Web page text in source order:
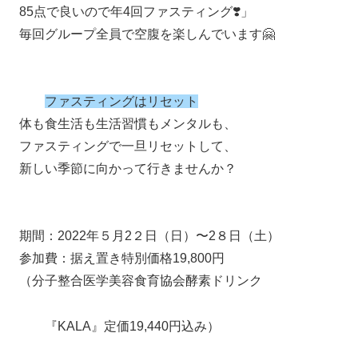
85点で良いので年4回ファスティング❣️」
毎回グループ全員で空腹を楽しんでいます🤗
ファスティングはリセット
体も食生活も生活習慣もメンタルも、
ファスティングで一旦リセットして、
新しい季節に向かって行きませんか？
期間：2022年５月2２日（日）〜2８日（土）
参加費：据え置き特別価格19,800円
（分子整合医学美容食育協会酵素ドリンク
『KALA』定価19,440円込み）